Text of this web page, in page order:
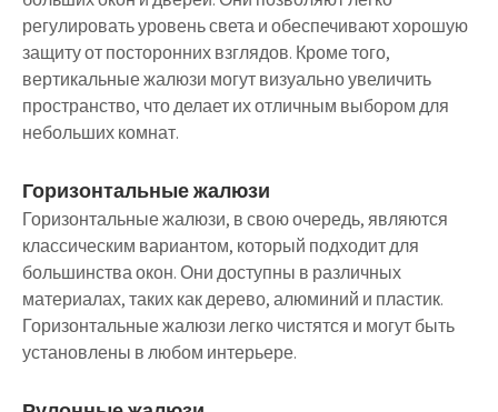
регулировать уровень света и обеспечивают хорошую
защиту от посторонних взглядов. Кроме того,
вертикальные жалюзи могут визуально увеличить
пространство, что делает их отличным выбором для
небольших комнат.
Горизонтальные жалюзи
Горизонтальные жалюзи, в свою очередь, являются
классическим вариантом, который подходит для
большинства окон. Они доступны в различных
материалах, таких как дерево, алюминий и пластик.
Горизонтальные жалюзи легко чистятся и могут быть
установлены в любом интерьере.